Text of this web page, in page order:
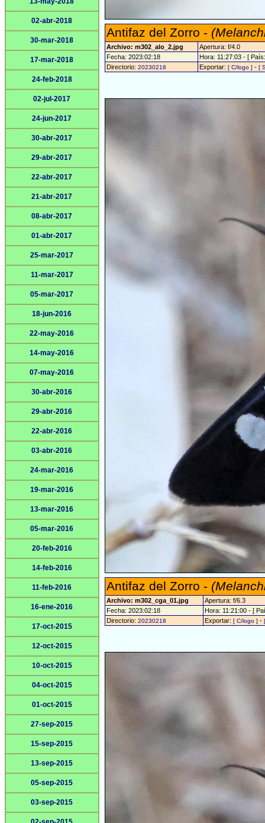
02-abr-2018
30-mar-2018
17-mar-2018
24-feb-2018
02-jul-2017
24-jun-2017
30-abr-2017
29-abr-2017
22-abr-2017
21-abr-2017
08-abr-2017
01-abr-2017
25-mar-2017
11-mar-2017
05-mar-2017
18-jun-2016
22-may-2016
14-may-2016
07-may-2016
30-abr-2016
29-abr-2016
22-abr-2016
03-abr-2016
24-mar-2016
19-mar-2016
13-mar-2016
05-mar-2016
20-feb-2016
14-feb-2016
11-feb-2016
16-ene-2016
17-oct-2015
12-oct-2015
10-oct-2015
04-oct-2015
01-oct-2015
27-sep-2015
15-sep-2015
13-sep-2015
05-sep-2015
03-sep-2015
Antifaz del Zorro -
Archivo: m302_alo_2.jpg
Apertura: f/4.0
Fecha: 2023:02:18
Hora: 11:27:03 - [
Directorio: 20230218 Exportar: [ C/logo ] - [
Antifaz del Zorro -
Archivo: m302_cga_01.jpg
Apertura: f/6.3
Fecha: 2023:02:18
Hora: 11:21:00 - [
Directorio: 20230218 Exportar: [ C/logo ] -